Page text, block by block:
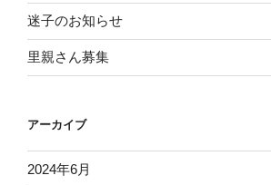
迷子のお知らせ
里親さん募集
アーカイブ
2024年6月